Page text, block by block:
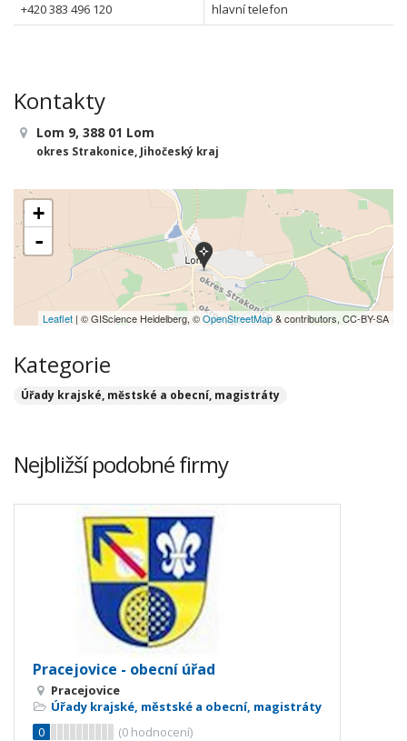
+420 383 496 120 hlavní telefon
Kontakty
Lom 9, 388 01 Lom
okres Strakonice, Jihočeský kraj
+
-
Leaflet | © GIScience Heidelberg, ©OpenStreetMap& contributors, CC-BY-SA
Kategorie
Úřady krajské, městské a obecní, magistráty
Nejbližší podobné firmy
Pracejovice - obecní úřad
Pracejovice
Úřady krajské, městské a obecní, magistráty
0
(0 hodnocení)